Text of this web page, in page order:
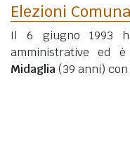
Elezioni
Il 6 giugno 1993
amministrative ed
Midaglia(39 anni)